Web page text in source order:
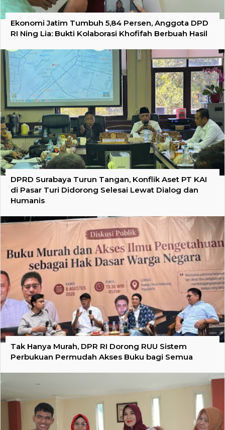
Ekonomi Jatim Tumbuh 5,84 Persen, Anggota DPD
RI Ning Lia: Bukti Kolaborasi Khofifah Berbuah Hasil
DPRD Surabaya Turun Tangan, Konflik Aset PT KAI
di Pasar Turi Didorong Selesai Lewat Dialog dan
Humanis
Tak Hanya Murah, DPR RI Dorong RUU Sistem
Perbukuan Permudah Akses Buku bagi Semua